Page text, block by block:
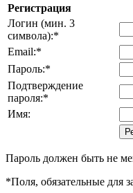
Регистрация
Логин (мин. 3
символа):*
Email:*
Пароль:*
Подтверждение
пароля:*
Имя:
Пароль должен быть не
*Поля, обязательные для